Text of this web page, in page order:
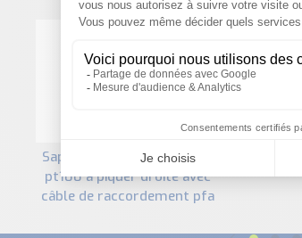
sapd_te prosensor : sonde
pt100 à piquer droite avec
câble de raccordement pfa